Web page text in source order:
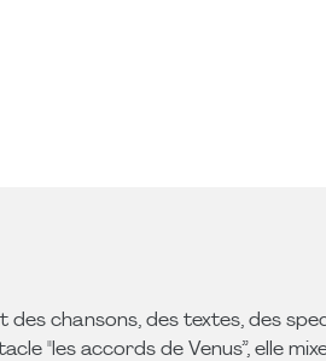
chansons, des textes, des
"les accords de Venus”, elle